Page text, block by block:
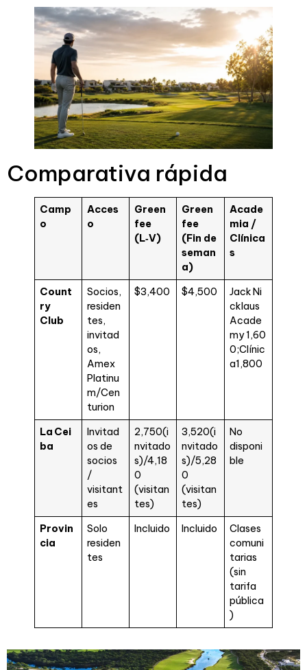
Comparativa rápida
Camp
o
Acces
o
Green
fee
(L‑V)
Green
fee
(Fin de
seman
a)
Acade
mia /
Clínica
s
Count
ry
Club
Socios,
residen
tes,
invitad
os,
Amex
Platinu
m/Cen
turion
$3,400 $4,500
Jack Ni
cklaus
Acade
my 1,60
0;Clínic
a1,800
La Cei
ba
Invitad
os de
socios
/
visitant
es
2,750(i
nvitado
s)/4,18
0
(visitan
tes)
3,520(i
nvitado
s)/5,28
0
(visitan
tes)
No
disponi
ble
Provin
cia
Solo
residen
tes
Incluido Incluido
Clases
comuni
tarias
(sin
tarifa
pública
)